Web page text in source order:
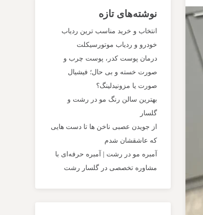
نوشته‌های تازه
انتخاب و خرید مناسب ترین ردیاب
خودرو و ردیاب موتورسیکلت
درمان پوست کدر، پوست چرب و
صورت خسته و بی حال؛ فیشیال
صورت یا مزونیدلینگ؟
بهترین سالن رنگ مو در رشت و
گلسار
از جویدن عصبی ناخن‌ ها تا دست‌ هایی
که عاشقشان شدم
آمبره مو در رشت | آمبره حرفه‌ای با
مشاوره تخصصی در گلسار رشت